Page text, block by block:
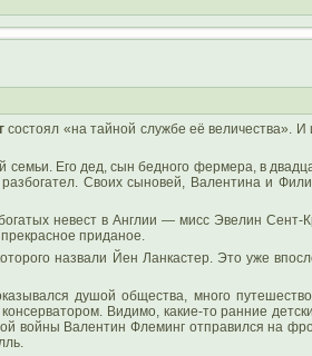
состоял «на тайной службе её величества».
Его дед, сын бедного фермера, в
Своих сыновей, Валентина и
невест в Англии — мисс Эвелин Сент-
прекрасное приданое.
назвали Йен Ланкастер. Это уже
душой общества, много
Видимо, какие-то ранние
войны Валентин Флеминг отправился на